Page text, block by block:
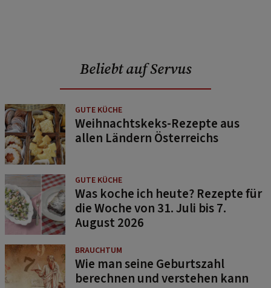
Beliebt auf Servus
GUTE KÜCHE
Weihnachtskeks-Rezepte aus
allen Ländern Österreichs
GUTE KÜCHE
Was koche ich heute? Rezepte für
die Woche von 31. Juli bis 7.
August 2026
BRAUCHTUM
Wie man seine Geburtszahl
berechnen und verstehen kann